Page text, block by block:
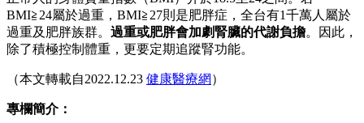
BMI≧24屬於過重，BMI≧27則是肥胖症，全台有1千萬人屬於
過重及肥胖族群。 過重或肥胖會加劇腎臟的代謝負擔。因此，
除了積極控制體重，更要定期追蹤腎功能。
（本文轉載自2022.12.23 健康醫療網 ）
專欄簡介：